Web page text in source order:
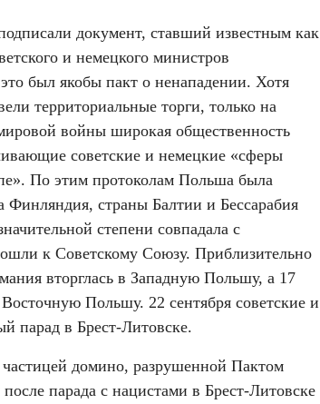
документ, ставший известным как
и немецкого министров
был якобы пакт о ненападении. Хотя
территориальные торги, только на
войны широкая общественность
советские и немецкие «сферы
По этим протоколам Польша была
Финляндия, страны Балтии и Бессарабия
степени совпадала с
к Советскому Союзу. Приблизительно
вторглась в Западную Польшу, а 17
Польшу. 22 сентября советские и
парад в Брест-Литовске.
домино, разрушенной Пактом
парада с нацистами в Брест-Литовске